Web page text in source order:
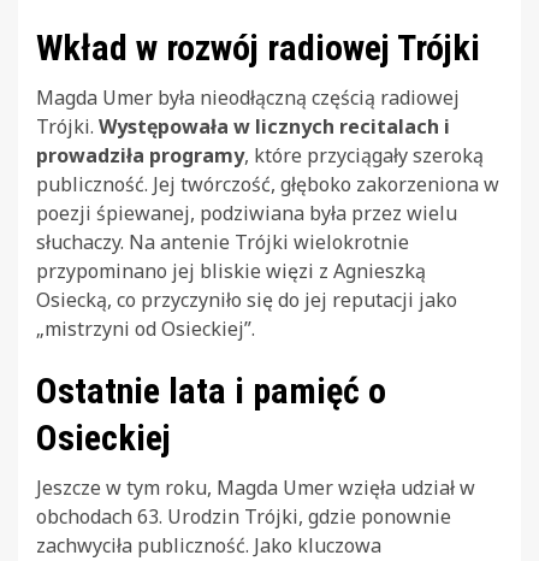
Wkład w rozwój radiowej Trójki
Magda Umer była nieodłączną częścią radiowej
Trójki. Występowała w licznych recitalach i
prowadziła programy, które przyciągały szeroką
publiczność. Jej twórczość, głęboko zakorzeniona w
poezji śpiewanej, podziwiana była przez wielu
słuchaczy. Na antenie Trójki wielokrotnie
przypominano jej bliskie więzi z Agnieszką
Osiecką, co przyczyniło się do jej reputacji jako
„mistrzyni od Osieckiej”.
Ostatnie lata i pamięć o
Osieckiej
Jeszcze w tym roku, Magda Umer wzięła udział w
obchodach 63. Urodzin Trójki, gdzie ponownie
zachwyciła publiczność. Jako kluczowa